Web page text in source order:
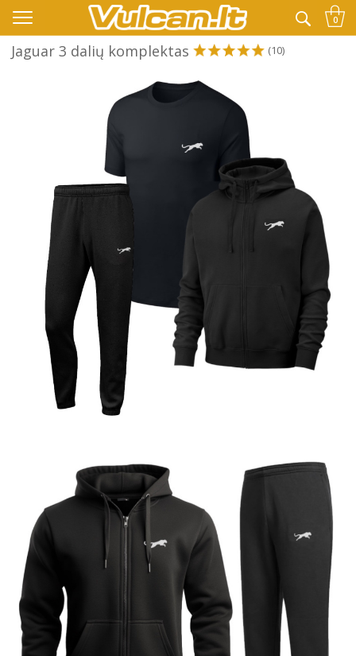
👉 -10% KODAS VISKAM PAPILDOMAI: VASARA 0
Jaguar 3 dalių komplektas (10)